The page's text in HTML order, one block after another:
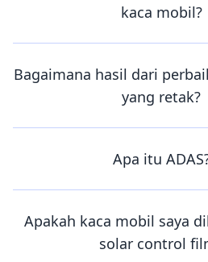
kaca mobil?
Bagaimana hasil dari
yang retak?
Apa itu
Apakah kaca mobil saya
solar control